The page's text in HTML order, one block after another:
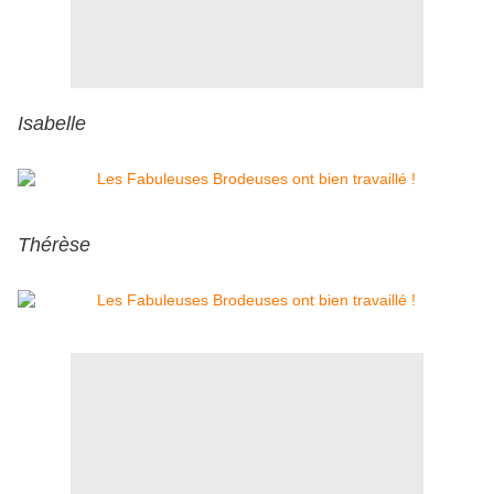
Isabelle
Thérèse